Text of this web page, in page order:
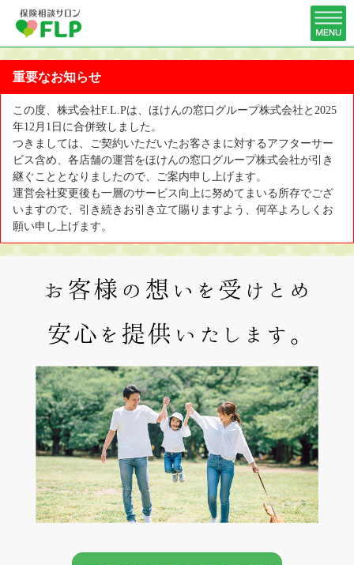
重要なお知らせ
この度、株式会社F.L.Pは、ほけんの窓口グループ株式会社と2025
年12月1日に合併致しました。
つきましては、ご契約いただいたお客さまに対するアフターサー
ビス含め、各店舗の運営をほけんの窓口グループ株式会社が引き
継ぐこととなりましたので、ご案内申し上げます。
運営会社変更後も一層のサービス向上に努めてまいる所存でござ
いますので、引き続きお引き立て賜りますよう、何卒よろしくお
願い申し上げます。